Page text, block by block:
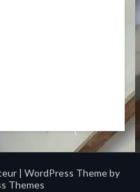
| WordPress Theme by
Themes